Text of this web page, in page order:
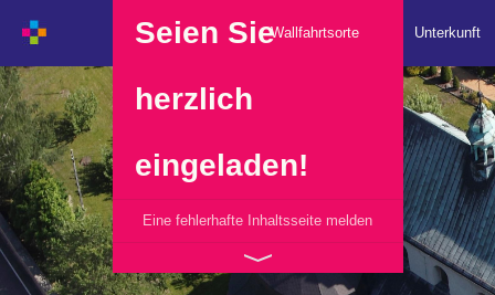
Seien Sie
herzlich
eingeladen!
Eine fehlerhafte Inhaltsseite melden
Wallfahrtsorte Unterkunft